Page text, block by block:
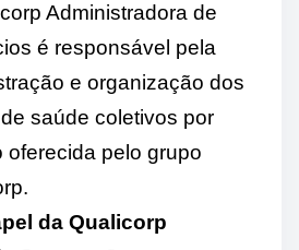
Administradora de
é responsável pela
e organização dos
saúde coletivos por
oferecida pelo grupo
da Qualicorp